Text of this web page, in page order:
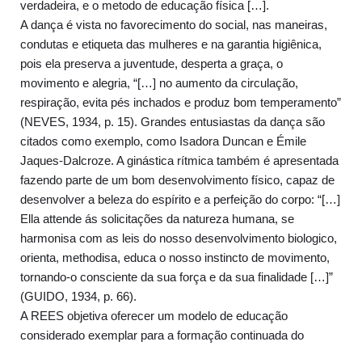
verdadeira, e o metodo de educação física […].
A dança é vista no favorecimento do social, nas maneiras,
condutas e etiqueta das mulheres e na garantia higiênica,
pois ela preserva a juventude, desperta a graça, o
movimento e alegria, “[…] no aumento da circulação,
respiração, evita pés inchados e produz bom temperamento”
(NEVES, 1934, p. 15). Grandes entusiastas da dança são
citados como exemplo, como Isadora Duncan e Émile
Jaques-Dalcroze. A ginástica rítmica também é apresentada
fazendo parte de um bom desenvolvimento físico, capaz de
desenvolver a beleza do espírito e a perfeição do corpo: “[…]
Ella attende ás solicitações da natureza humana, se
harmonisa com as leis do nosso desenvolvimento biologico,
orienta, methodisa, educa o nosso instincto de movimento,
tornando-o consciente da sua força e da sua finalidade […]”
(GUIDO, 1934, p. 66).
A REES objetiva oferecer um modelo de educação
considerado exemplar para a formação continuada do